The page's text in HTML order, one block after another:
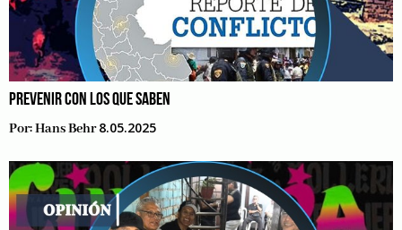
PREVENIR CON LOS QUE SABEN
Por:Hans Behr 8.05.2025